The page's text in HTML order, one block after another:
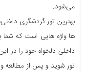
می‌شود.
بهترین تور گردشگری
ها واژه هایی است که شما
داخلی دلخواه خود را در
تور شوید و پس از مطالعه